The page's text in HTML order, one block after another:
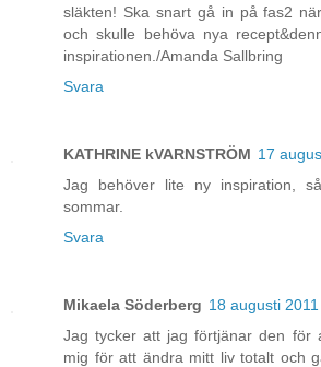
släkten! Ska snart gå in på fas2
och skulle behöva nya
inspirationen./Amanda Sallbring
Svara
KATHRINE kVARNSTRÖM 17
Jag behöver lite ny inspiration,
sommar.
Svara
Mikaela Söderberg 18 augusti
Jag tycker att jag förtjänar den för
mig för att ändra mitt liv totalt och